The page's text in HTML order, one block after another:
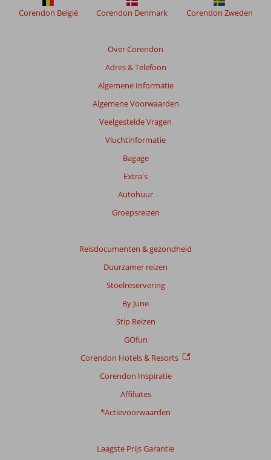
om
Over Corendon
Adres & Telefoon
Algemene Informatie
Algemene Voorwaarden
Veelgestelde Vragen
Vluchtinformatie
Bagage
Extra's
Autohuur
Groepsreizen
Reisdocumenten & gezondheid
Duurzamer reizen
Stoelreservering
By June
Stip Reizen
GOfun
Corendon Hotels & Resorts
Corendon Inspiratie
Affiliates
*Actievoorwaarden
Laagste Prijs Garantie
Corendon België Corendon Denmark Corendon Zweden